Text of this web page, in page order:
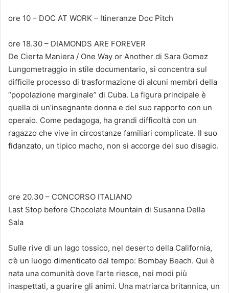
ore 10 – DOC AT WORK – Itineranze Doc Pitch
ore 18.30 – DIAMONDS ARE FOREVER
De Cierta Maniera / One Way or Another di Sara Gomez
Lungometraggio in stile documentario, si concentra sul
difficile processo di trasformazione di alcuni membri della
“popolazione marginale” di Cuba. La figura principale è
quella di un’insegnante donna e del suo rapporto con un
operaio. Come pedagoga, ha grandi difficoltà con un
ragazzo che vive in circostanze familiari complicate. Il suo
fidanzato, un tipico macho, non si accorge del suo disagio.
ore 20.30 – CONCORSO ITALIANO
Last Stop before Chocolate Mountain di Susanna Della
Sala
Sulle rive di un lago tossico, nel deserto della California,
c’è un luogo dimenticato dal tempo: Bombay Beach. Qui è
nata una comunità dove l’arte riesce, nei modi più
inaspettati, a guarire gli animi. Una matriarca britannica, un